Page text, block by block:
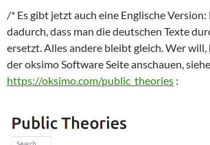
/* Es gibt jetzt auch eine Englische
dadurch, dass man die deutschen Texte
ersetzt. Alles andere bleibt gleich. Wer will,
der oksimo Software Seite anschauen,
https://oksimo.com/public_theories :